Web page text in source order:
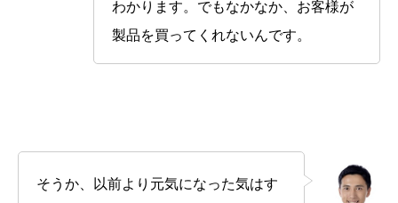
わかります。でもなかなか、お客様が
製品を買ってくれないんです。
そうか、以前より元気になった気はす